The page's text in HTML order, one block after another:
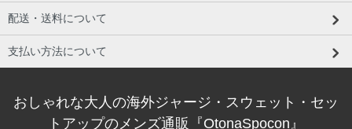
配送・送料について
支払い方法について
おしゃれな大人の海外ジャージ・スウェット・セッ
トアップのメンズ通販『OtonaSpocon』